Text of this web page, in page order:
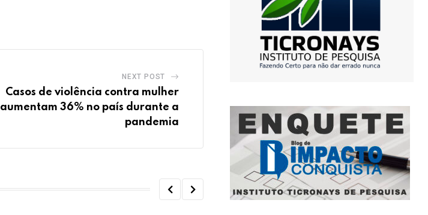
NEXT POST
Casos de violência contra mulher
aumentam 36% no país durante a
pandemia